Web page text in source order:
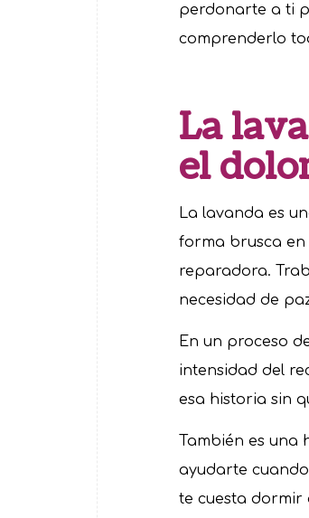
perdonarte a ti
comprenderlo
La
el
La lavanda es
forma brusca en
reparadora.
necesidad de
En un proceso
intensidad del
esa historia sin
También es una
ayudarte
te cuesta dormir